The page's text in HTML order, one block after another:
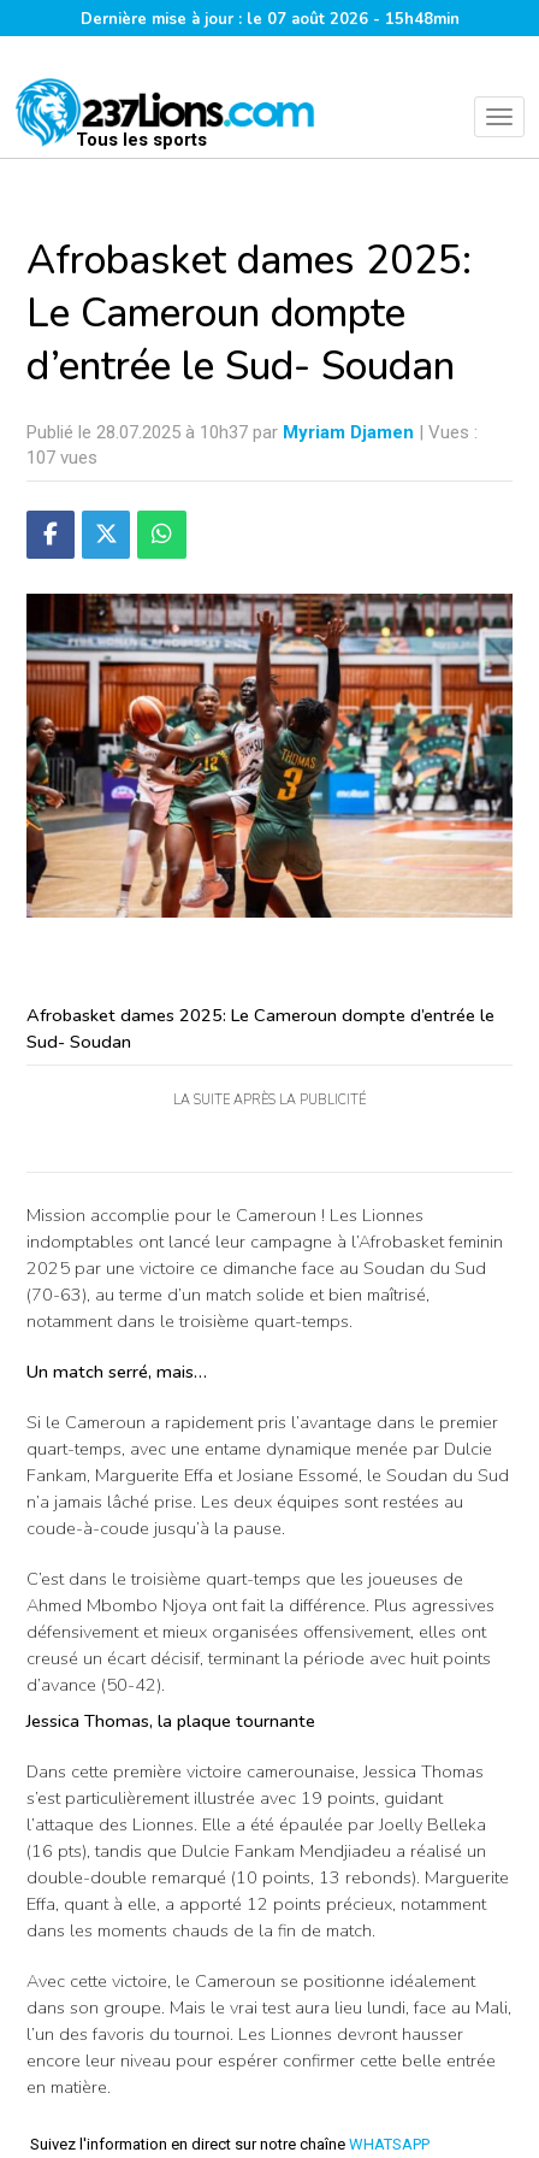
Dernière mise à jour : le 07 août 2026 - 15h48min
Tous les sports
Afrobasket dames 2025:
Le Cameroun dompte
d’entrée le Sud- Soudan
Publié le 28.07.2025 à 10h37 par Myriam Djamen | Vues :
107 vues
Afrobasket dames 2025: Le Cameroun dompte d’entrée le
Sud- Soudan
LA SUITE APRÈS LA PUBLICITÉ
Mission accomplie pour le Cameroun ! Les Lionnes
indomptables ont lancé leur campagne à l’Afrobasket feminin
2025 par une victoire ce dimanche face au Soudan du Sud
(70-63), au terme d’un match solide et bien maîtrisé,
notamment dans le troisième quart-temps.
Un match serré, mais…
Si le Cameroun a rapidement pris l’avantage dans le premier
quart-temps, avec une entame dynamique menée par Dulcie
Fankam, Marguerite Effa et Josiane Essomé, le Soudan du Sud
n’a jamais lâché prise. Les deux équipes sont restées au
coude-à-coude jusqu’à la pause.
C’est dans le troisième quart-temps que les joueuses de
Ahmed Mbombo Njoya ont fait la différence. Plus agressives
défensivement et mieux organisées offensivement, elles ont
creusé un écart décisif, terminant la période avec huit points
d’avance (50-42).
Jessica Thomas, la plaque tournante
Dans cette première victoire camerounaise, Jessica Thomas
s’est particulièrement illustrée avec 19 points, guidant
l’attaque des Lionnes. Elle a été épaulée par Joelly Belleka
(16 pts), tandis que Dulcie Fankam Mendjiadeu a réalisé un
double-double remarqué (10 points, 13 rebonds). Marguerite
Effa, quant à elle, a apporté 12 points précieux, notamment
dans les moments chauds de la fin de match.
Avec cette victoire, le Cameroun se positionne idéalement
dans son groupe. Mais le vrai test aura lieu lundi, face au Mali,
l’un des favoris du tournoi. Les Lionnes devront hausser
encore leur niveau pour espérer confirmer cette belle entrée
en matière.
Suivez l'information en direct sur notre chaîne WHATSAPP